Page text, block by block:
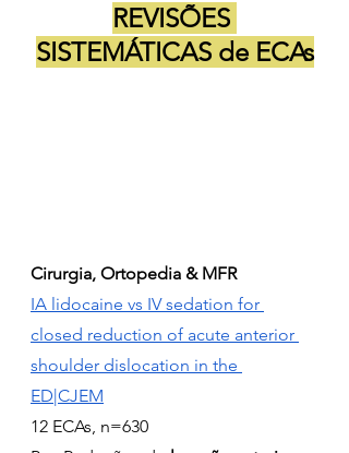
REVISÕES
SISTEMÁTICAS de ECAs
Cirurgia, Ortopedia & MFR
IA lidocaine vs IV sedation for
closed reduction of acute anterior
shoulder dislocation in the
ED|CJEM
12 ECAs, n=630